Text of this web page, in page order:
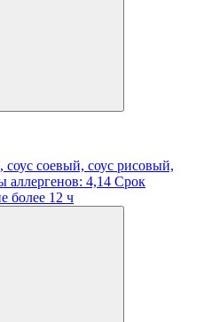
соус соевый, соус рисовый,
аллергенов: 4,14 Срок
более 12 ч